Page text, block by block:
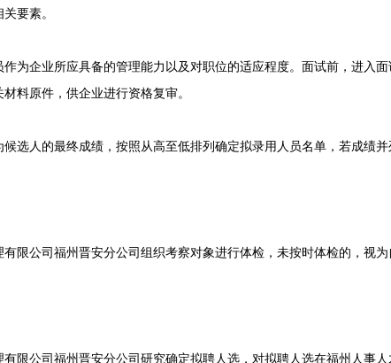
要素。
企业所应具备的管理能力以及对职位的适应程度。面试前，进入面
料原件，供企业进行资格复审。
人的最终成绩，按照从高至低排列确定拟录用人员名单，若成绩并
公司福州晋安分公司组织考察对象进行体检，未按时体检的，视为
公司福州晋安分公司研究确定拟聘人选，对拟聘人选在福州人事人